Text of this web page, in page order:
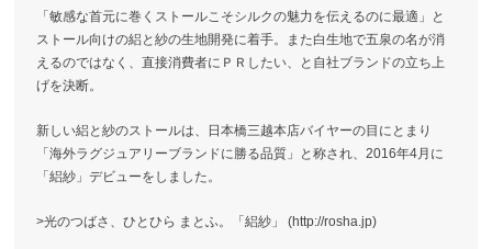
「敏感な首元に巻くストールこそシルクの魅力を伝えるのに最適」と
ストール向けの絽と紗の生地開発に着手。また白生地で五泉の名が消
えるのではなく、直接消費者にＰＲしたい、と自社ブランドの立ち上
げを決断。
新しい絽と紗のストールは、日本橋三越本店バイヤーの目にとまり
「海外ラグジュアリーブランドに勝る品質」と称され、2016年4月に
「絽紗」デビューをしました。
>光のつばさ、ひとひら まとふ。「絽紗」 (http://rosha.jp)